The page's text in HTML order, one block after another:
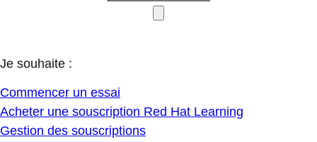
Je souhaite :
Commencer un essai
Acheter une souscription Red Hat Learning
Gestion des souscriptions